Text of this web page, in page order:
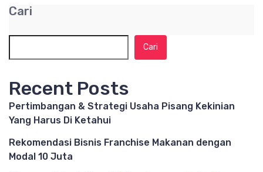
Cari
Cari
Recent Posts
Pertimbangan & Strategi Usaha Pisang Kekinian
Yang Harus Di Ketahui
Rekomendasi Bisnis Franchise Makanan dengan
Modal 10 Juta